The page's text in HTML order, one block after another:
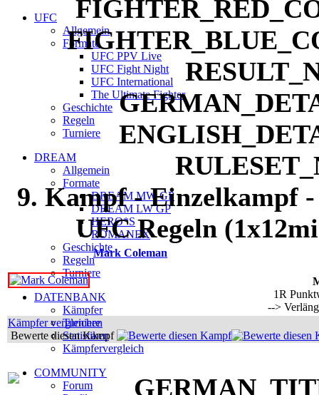
UFC
Allgemein
Formate
UFC PPV Live
UFC Fight Night
UFC International
The Ultimate Fighter
Geschichte
Regeln
Turniere
DREAM
Allgemein
Formate
DREAM MW GP
DREAM LW GP
HERO*S
ROMANEX
Geschichte
Regeln
Turniere
DATENBANK
Kämpfer
Turniere
Statistiken
Kämpfervergleich
COMMUNITY
Forum
9. Kampf - Einzelkampf
UFC Regeln
Mark Coleman
1R
-->
Kämpfer vergleichen
Bewerte diesen Kampf